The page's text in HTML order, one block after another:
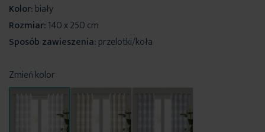
Kolor:biały
Rozmiar:140 x 250 cm
Sposób zawieszenia:przelotki/koła
Zmień kolor